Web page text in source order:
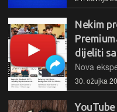
Nekim
dijeliti
30. ožujka